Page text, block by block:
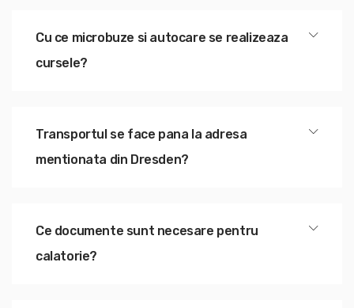
Cu ce microbuze si autocare se realizeaza
cursele?
Transportul se face pana la adresa
mentionata din Dresden?
Ce documente sunt necesare pentru
calatorie?